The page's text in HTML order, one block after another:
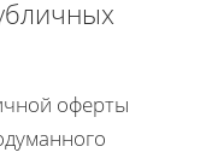
оферты